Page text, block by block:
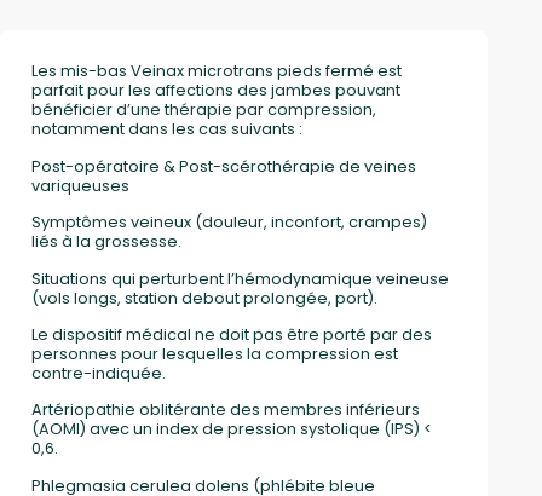
Les mis-bas Veinax microtrans pieds fermé est
parfait pour les affections des jambes pouvant
bénéficier d’une thérapie par compression,
notamment dans les cas suivants :
Post-opératoire & Post-scérothérapie de veines
variqueuses
Symptômes veineux (douleur, inconfort, crampes)
liés à la grossesse.
Situations qui perturbent l’hémodynamique veineuse
(vols longs, station debout prolongée, port).
Le dispositif médical ne doit pas être porté par des
personnes pour lesquelles la compression est
contre-indiquée.
Artériopathie oblitérante des membres inférieurs
(AOMI) avec un index de pression systolique (IPS) <
0,6.
Phlegmasia cerulea dolens (phlébite bleue